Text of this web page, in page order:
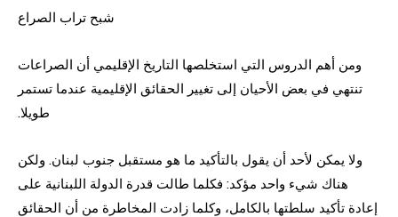
شبح تراب الصراع
ومن أهم الدروس التي استخلصها التاريخ الإقليمي أن الصراعات
تنتهي في بعض الأحيان إلى تغيير الحقائق الإقليمية عندما تستمر
طويلا.
ولا يمكن لأحد أن يقول بالتأكيد ما هو مستقبل جنوب لبنان. ولكن
هناك شيء واحد مؤكد: فكلما طالت قدرة الدولة اللبنانية على
إعادة تأكيد سلطتها بالكامل، وكلما زادت المخاطرة من أن الحقائق